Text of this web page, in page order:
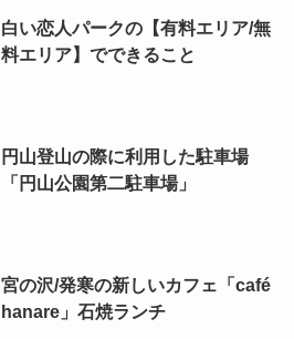
白い恋人パークの【有料エリア/無
料エリア】でできること
円山登山の際に利用した駐車場
「円山公園第二駐車場」
宮の沢/発寒の新しいカフェ「café
hanare」石焼ランチ